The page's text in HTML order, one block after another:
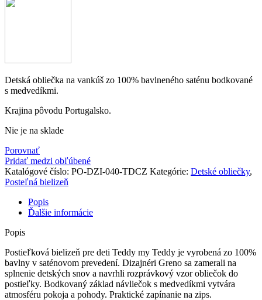
Detská obliečka na vankúš zo 100% bavlneného saténu bodkované
s medvedíkmi.
Krajina pôvodu Portugalsko.
Nie je na sklade
Porovnať
Pridať medzi obľúbené
Katalógové číslo: PO-DZI-040-TDCZ Kategórie: Detské obliečky,
Posteľná bielizeň
Popis
Ďalšie informácie
Popis
Postieľková bielizeň pre deti Teddy my Teddy je vyrobená zo 100%
bavlny v saténovom prevedení. Dizajnéri Greno sa zamerali na
splnenie detských snov a navrhli rozprávkový vzor obliečok do
postieľky. Bodkovaný základ návliečok s medvedíkmi vytvára
atmosféru pokoja a pohody. Praktické zapínanie na zips.